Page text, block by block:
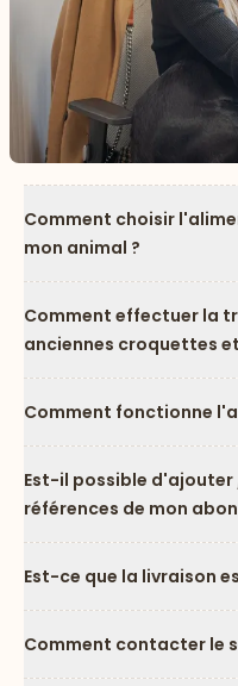
Comment choisir
mon animal ?
Comment effectuer la
anciennes croquettes
Comment fonctionne
Est-il possible
références de mon
Est-ce que la livraison
Comment contacter le